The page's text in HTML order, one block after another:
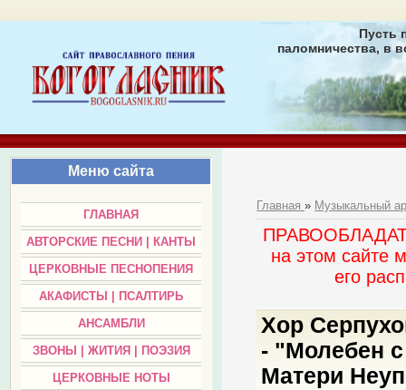
Пусть
паломничества, в
Меню сайта
ГЛАВНАЯ
АВТОРСКИЕ ПЕСНИ | КАНТЫ
ЦЕРКОВНЫЕ ПЕСНОПЕНИЯ
АКАФИСТЫ | ПСАЛТИРЬ
АНСАМБЛИ
ЗВОНЫ | ЖИТИЯ | ПОЭЗИЯ
ЦЕРКОВНЫЕ НОТЫ
Главная» Музыкальный
на этом сайте
его
Хор
- "Молебен
Матери